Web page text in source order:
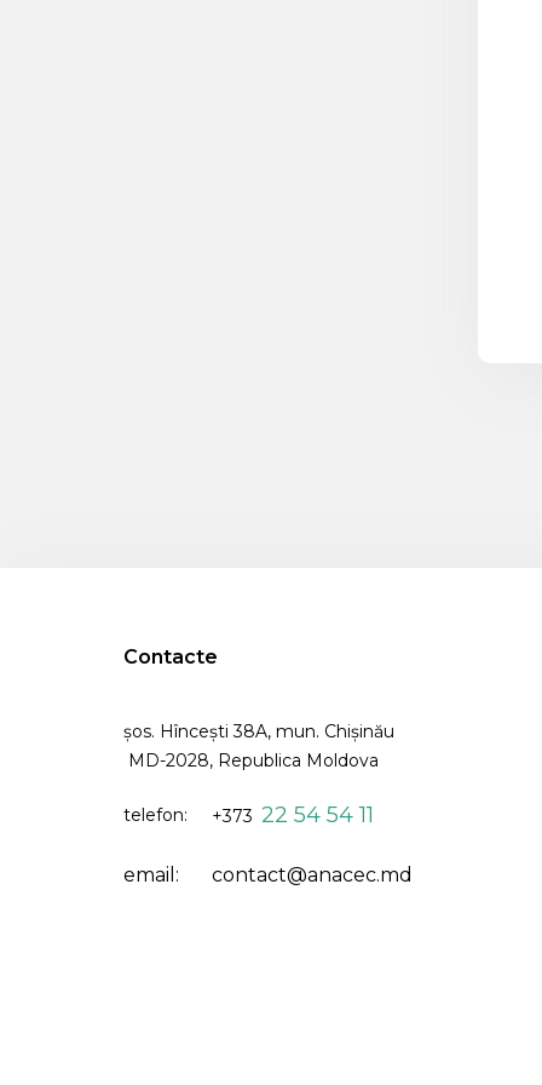
Contacte
șos. Hîncești 38A, mun. Chişinău
MD-2028, Republica Moldova
telefon: +373 22 54 54 11
email: contact@anacec.md